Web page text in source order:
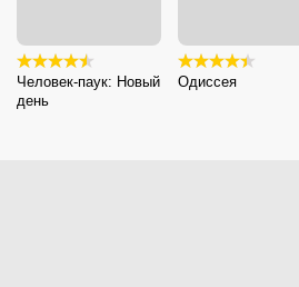
Человек-паук: Новый
день
Одиссея